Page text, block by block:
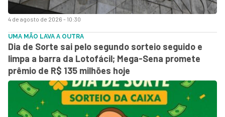
4 de agosto de 2026 - 10:30
UMA MÃO LAVA A OUTRA
Dia de Sorte sai pelo segundo sorteio seguido e
limpa a barra da Lotofácil; Mega-Sena promete
prêmio de R$ 135 milhões hoje